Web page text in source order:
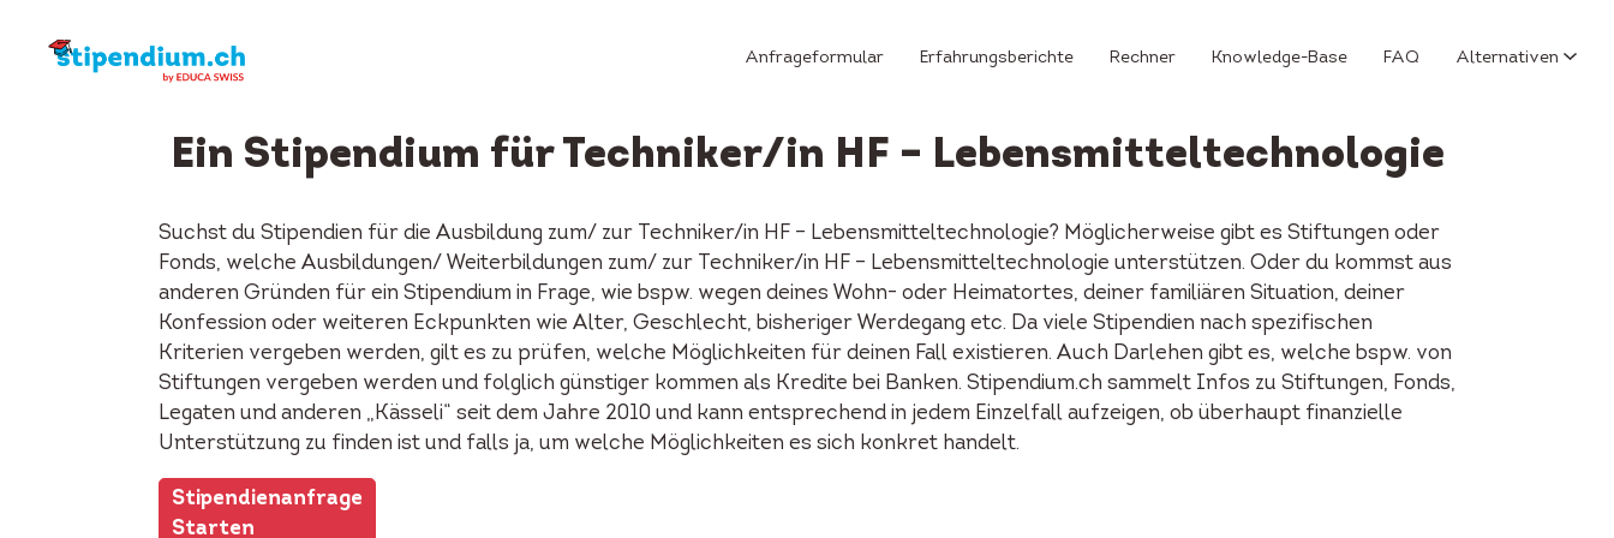
Anfrageformular Erfahrungsberichte Rechner Knowledge-Base FAQ Alternativen
Ein Stipendium für Techniker/in HF – Lebensmitteltechnologie
Suchst du Stipendien für die Ausbildung zum/ zur Techniker/in HF – Lebensmitteltechnologie? Möglicherweise gibt es Stiftungen oder
Fonds, welche Ausbildungen/ Weiterbildungen zum/ zur Techniker/in HF – Lebensmitteltechnologie unterstützen. Oder du kommst aus
anderen Gründen für ein Stipendium in Frage, wie bspw. wegen deines Wohn- oder Heimatortes, deiner familiären Situation, deiner
Konfession oder weiteren Eckpunkten wie Alter, Geschlecht, bisheriger Werdegang etc. Da viele Stipendien nach spezifischen
Kriterien vergeben werden, gilt es zu prüfen, welche Möglichkeiten für deinen Fall existieren. Auch Darlehen gibt es, welche bspw. von
Stiftungen vergeben werden und folglich günstiger kommen als Kredite bei Banken. Stipendium.ch sammelt Infos zu Stiftungen, Fonds,
Legaten und anderen „Kässeli“ seit dem Jahre 2010 und kann entsprechend in jedem Einzelfall aufzeigen, ob überhaupt finanzielle
Unterstützung zu finden ist und falls ja, um welche Möglichkeiten es sich konkret handelt.
Stipendienanfrage
Starten